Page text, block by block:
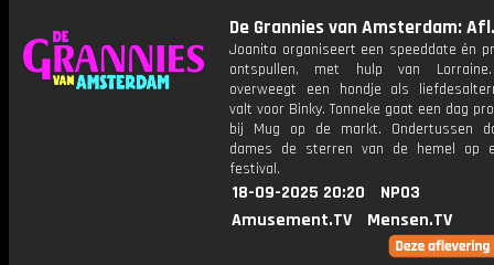
De Grannies van Amsterdam:
Joanita organiseert een speeddate én
ontspullen, met hulp van
overweegt een hondje als
valt voor Binky. Tonneke gaat een dag
bij Mug op de markt. Ondertussen
dames de sterren van de hemel op
festival.
18-09-2025 20:20
NPO3
Amusement.TV
Mensen.TV